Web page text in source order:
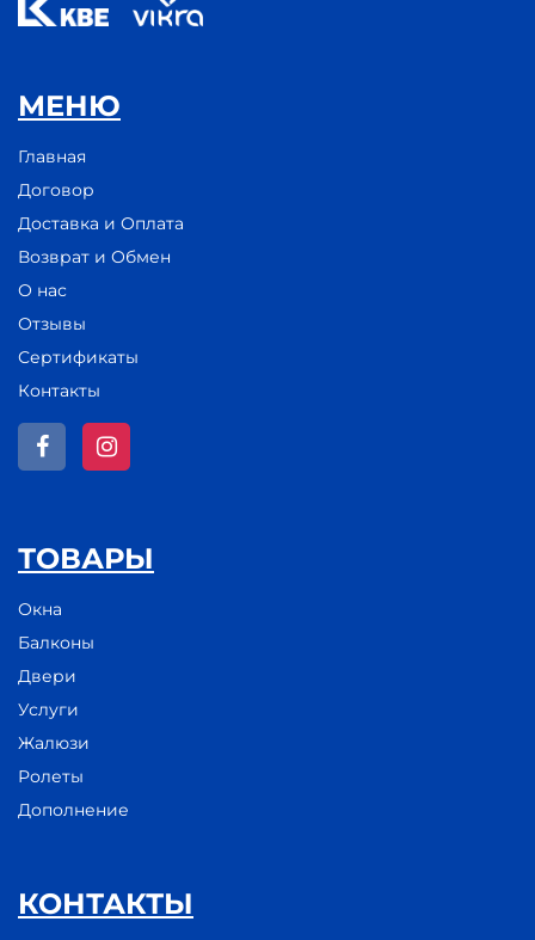
МЕНЮ
Главная
Договор
Доставка и Оплата
Возврат и Обмен
О нас
Отзывы
Сертификаты
Контакты
ТОВАРЫ
Окна
Балконы
Двери
Услуги
Жалюзи
Ролеты
Дополнение
КОНТАКТЫ